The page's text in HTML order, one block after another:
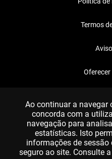
Termos
Ao continuar a navegar
concorda com a
navegação para
estatísticas. Isto
informações de sessão
seguro ao site. Consulte